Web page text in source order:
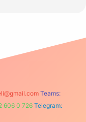
Teams:
606 0 726 Telegram: